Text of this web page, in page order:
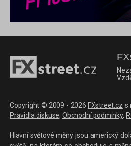
Copyright © 2009 - 2026 FXstreet.cz
Pravidla diskuse, Obchodní podmínky,
Hlavní světové měny jsou americký